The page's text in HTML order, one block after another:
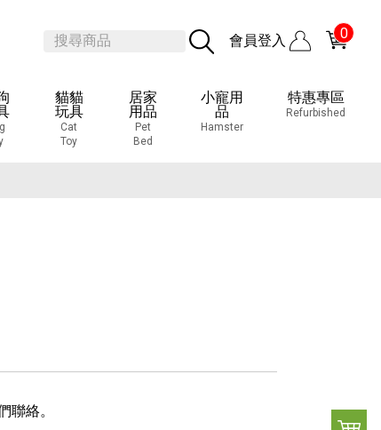
會員登入 0
貓貓
玩具
Cat
Toy
居家
用品
Pet
Bed
小寵用
品
Hamster
特惠專區
Refurbished
聯絡。